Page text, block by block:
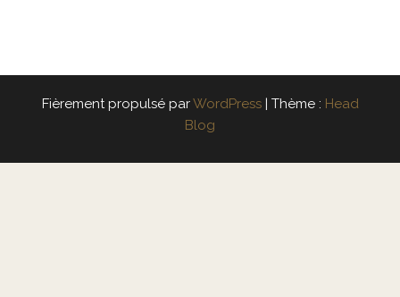
Fièrement propulsé parWordPress Thème : Head
Blog